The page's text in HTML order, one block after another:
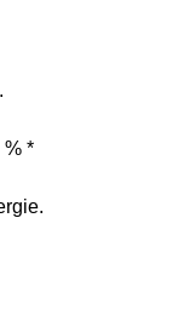
% *